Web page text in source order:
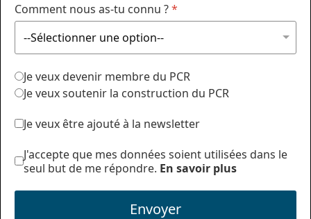
Comment nous as-tu connu ?*
Je veux devenir membre du PCR
Je veux soutenir la construction du PCR
Je veux être ajouté à la newsletter
J'accepte que mes données soient utilisées dans le
seul but de me répondre. En savoir plus
Envoyer